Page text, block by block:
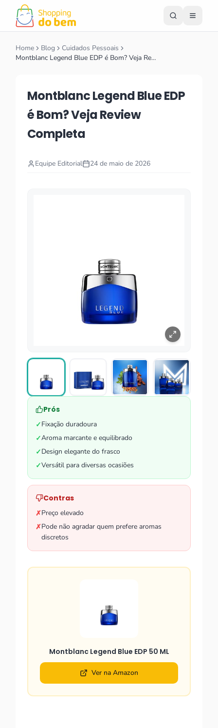
Home Blog
Cuidados Pessoais
Montblanc Legend Blue EDP é Bom? Veja Re…
Montblanc Legend Blue EDP
é Bom? Veja Review
Completa
Equipe Editorial 24 de maio de 2026
Prós
✓Fixação duradoura
✓Aroma marcante e equilibrado
✓Design elegante do frasco
✓Versátil para diversas ocasiões
Contras
✗Preço elevado
✗Pode não agradar quem prefere aromas
discretos
Montblanc Legend Blue EDP 50 ML
Ver na Amazon